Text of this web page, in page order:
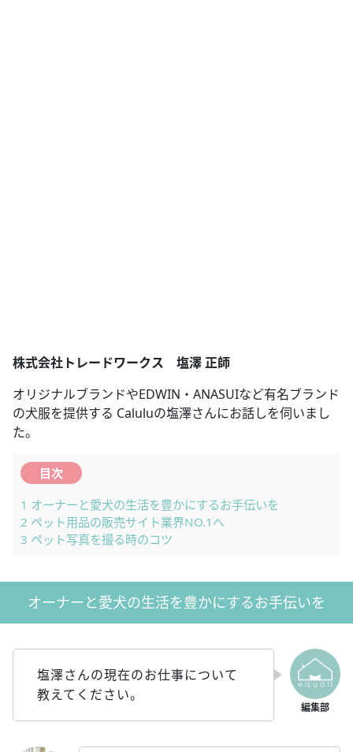
株式会社トレードワークス 塩澤 正師
オリジナルブランドやEDWIN・ANASUIなど有名ブランド
の犬服を提供する Caluluの塩澤さんにお話しを伺いまし
た。
目次
1 オーナーと愛犬の生活を豊かにするお手伝いを
2 ペット用品の販売サイト業界NO.1へ
3 ペット写真を撮る時のコツ
オーナーと愛犬の生活を豊かにするお手伝いを
塩澤さんの現在のお仕事について
教えてください。